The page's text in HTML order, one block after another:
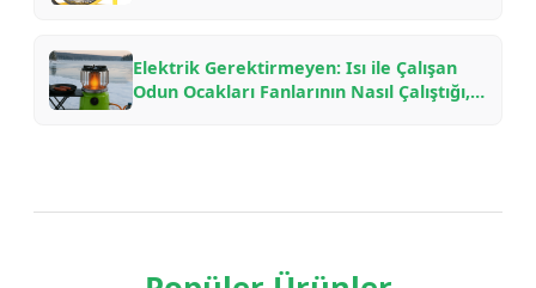
Elektrik Gerektirmeyen: Isı ile Çalışan
Odun Ocakları Fanlarının Nasıl Çalıştığı,